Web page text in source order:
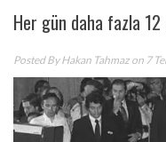
Her gün daha fazla
Posted ByHakan Tahmazon 7